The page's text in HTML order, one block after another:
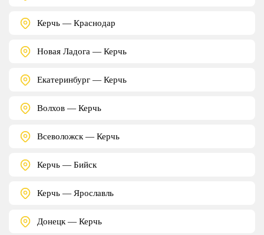
Керчь — Краснодар
Новая Ладога — Керчь
Екатеринбург — Керчь
Волхов — Керчь
Всеволожск — Керчь
Керчь — Бийск
Керчь — Ярославль
Донецк — Керчь